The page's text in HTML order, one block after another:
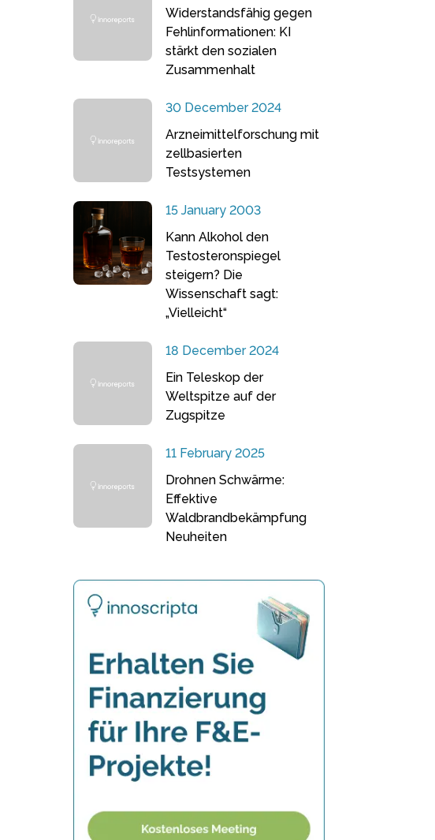
Widerstandsfähig gegen
Fehlinformationen: KI
stärkt den sozialen
Zusammenhalt
30 December 2024
Arzneimittelforschung mit
zellbasierten
Testsystemen
15 January 2003
Kann Alkohol den
Testosteronspiegel
steigern? Die
Wissenschaft sagt:
„Vielleicht“
18 December 2024
Ein Teleskop der
Weltspitze auf der
Zugspitze
11 February 2025
Drohnen Schwärme:
Effektive
Waldbrandbekämpfung
Neuheiten